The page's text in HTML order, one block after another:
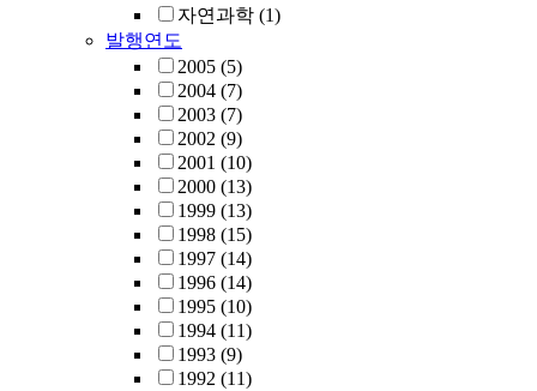
자연과학 (1)
발행연도
2005 (5)
2004 (7)
2003 (7)
2002 (9)
2001 (10)
2000 (13)
1999 (13)
1998 (15)
1997 (14)
1996 (14)
1995 (10)
1994 (11)
1993 (9)
1992 (11)